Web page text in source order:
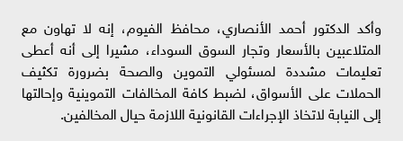
وأكد الدكتور أحمد الأنصاري، محافظ الفيوم، إنه لا تهاون مع
المتلاعبين بالأسعار وتجار السوق السوداء، مشيرا إلى أنه أعطى
تعليمات مشددة لمسئولي التموين والصحة بضرورة تكثيف
الحملات على الأسواق، لضبط كافة المخالفات التموينية وإحالتها
إلى النيابة لاتخاذ الإجراءات القانونية اللازمة حيال المخالفين.